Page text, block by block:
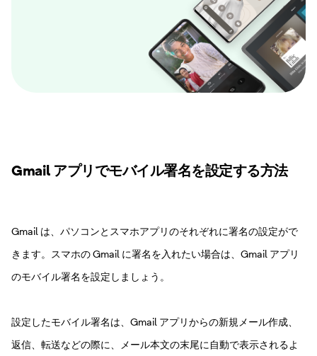
Gmail アプリでモバイル署名を設定する方法
Gmail は、パソコンとスマホアプリのそれぞれに署名の設定がで
きます。スマホの Gmail に署名を入れたい場合は、Gmail アプリ
のモバイル署名を設定しましょう。
設定したモバイル署名は、Gmail アプリからの新規メール作成、
返信、転送などの際に、メール本文の末尾に自動で表示されるよ